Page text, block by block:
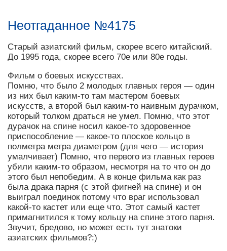
Неотгаданное №4175
Старый азиатский фильм, скорее всего китайский.
До 1995 года, скорее всего 70е или 80е годы.
Фильм о боевых искусствах.
Помню, что было 2 молодых главных героя — один
из них был каким-то там мастером боевых
искусств, а второй был каким-то наивным дурачком,
который толком драться не умел. Помню, что этот
дурачок на спине носил какое-то здоровенное
приспособление — какое-то плоское кольцо в
полметра метра диаметром (для чего — история
умалчивает) Помню, что первого из главных героев
убили каким-то образом, несмотря на то что он до
этого был непобедим. А в конце фильма как раз
была драка парня (с этой фигней на спине) и он
выиграл поединок потому что враг использовал
какой-то кастет или еще что. Этот самый кастет
примагнитился к тому кольцу на спине этого парня.
Звучит, бредово, но может есть тут знатоки
азиатских фильмов?:)